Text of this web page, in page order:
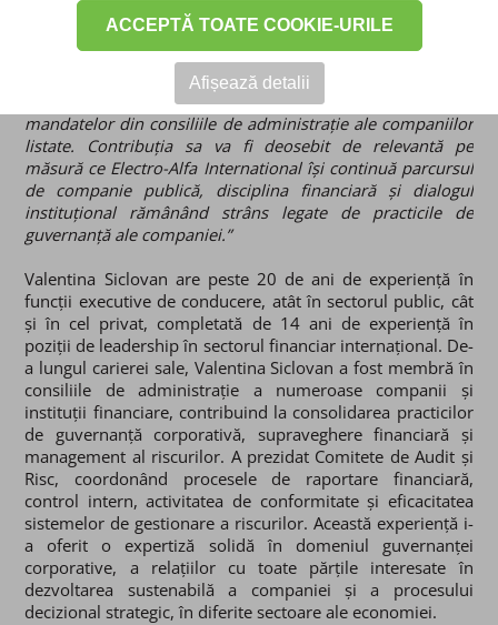
ACCEPTĂ TOATE COOKIE-URILE
Afișează detalii
companiei, după listarea la Bursa de Valori București.
Doamna Siclovan aduce o experiență vastă în domeniul
financiar și în colaborarea cu instituții financiare
internaționale, precum și o înțelegere profundă a
sectorului energetic și a responsabilităților asociate
mandatelor din consiliile de administrație ale companiilor
listate. Contribuția sa va fi deosebit de relevantă pe
măsură ce Electro-Alfa International își continuă parcursul
de companie publică, disciplina financiară și dialogul
instituțional rămânând strâns legate de practicile de
guvernanță ale companiei.”
Valentina Siclovan are peste 20 de ani de experiență în
funcții executive de conducere, atât în sectorul public, cât
și în cel privat, completată de 14 ani de experiență în
poziții de leadership în sectorul financiar internațional. De-
a lungul carierei sale, Valentina Siclovan a fost membră în
consiliile de administrație a numeroase companii și
instituții financiare, contribuind la consolidarea practicilor
de guvernanță corporativă, supraveghere financiară și
management al riscurilor. A prezidat Comitete de Audit și
Risc, coordonând procesele de raportare financiară,
control intern, activitatea de conformitate și eficacitatea
sistemelor de gestionare a riscurilor. Această experiență i-
a oferit o expertiză solidă în domeniul guvernanței
corporative, a relațiilor cu toate părțile interesate în
dezvoltarea sustenabilă a companiei și a procesului
decizional strategic, în diferite sectoare ale economiei.